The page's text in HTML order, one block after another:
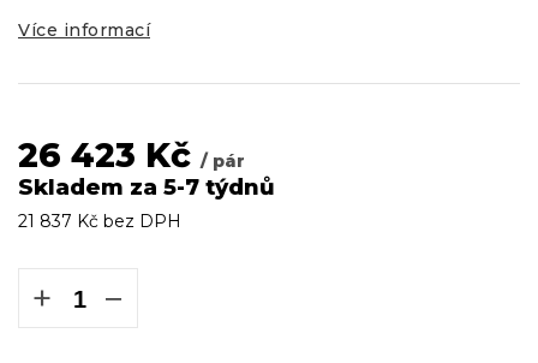
26 423 Kč / pár
Skladem za 5-7 týdnů
21 837 Kč bez DPH
+ −
Více informací